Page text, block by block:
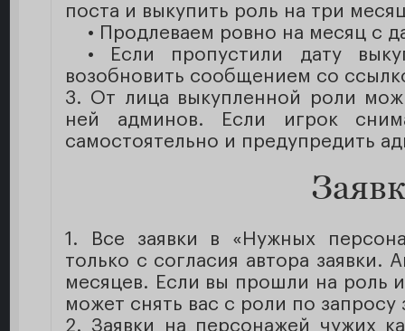
поста и выкупить роль на три
• Продлеваем ровно на месяц с
• Если пропустили дату
возобновить сообщением со
3. От лица выкупленной роли
ней админов. Если игрок
самостоятельно и предупредить
1. Все заявки в «Нужных
только с согласия автора заявки.
месяцев. Если вы прошли на роль
может снять вас с роли по запросу
2. Заявки на персонажей чужих